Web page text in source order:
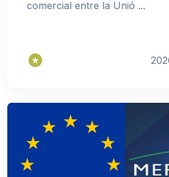
comercial entre la Unió ...